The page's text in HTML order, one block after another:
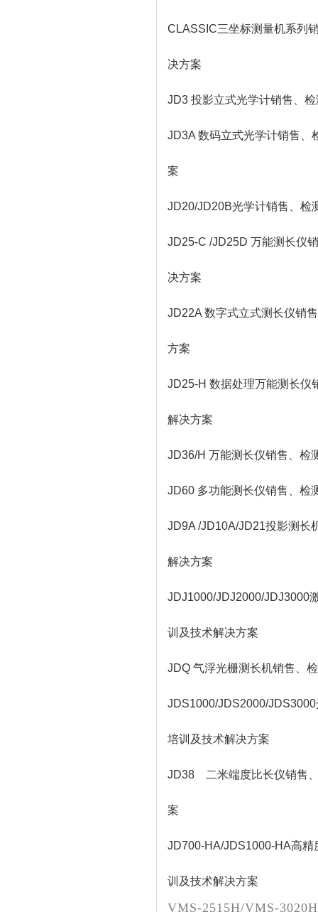
CLASSIC三坐标测量机系列
决方案
JD3 投影立式光学计销售、
JD3A 数码立式光学计销售、
案
JD20/JD20B光学计销售、检
JD25-C /JD25D 万能测长仪
决方案
JD22A 数字式立式测长仪销
方案
JD25-H 数据处理万能测长仪
解决方案
JD36/H 万能测长仪销售、检
JD60 多功能测长仪销售、检
JD9A /JD10A/JD21投影测长
解决方案
JDJ1000/JDJ2000/JDJ3000
训及技术解决方案
JDQ 气浮光栅测长机销售、
JDS1000/JDS2000/
培训及技术解决方案
JD38 二米端度比长仪销售
案
JD700-HA/JDS1000-HA高精
训及技术解决方案
VMS-2515H/VMS-